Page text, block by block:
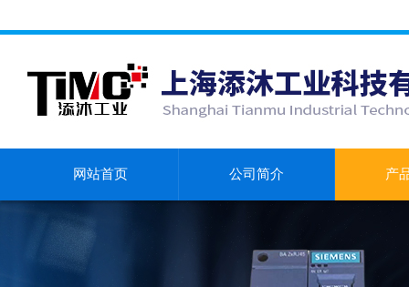
网站首页 公司简介 产